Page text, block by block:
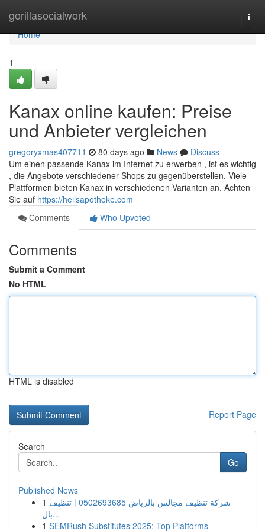
gorillasocialwork
Home
Home
1
Kanax online kaufen: Preise
und Anbieter vergleichen
gregoryxmas407711 80 days ago News
Discuss
Um einen passende Kanax im Internet zu erwerben , ist es wichtig
, die Angebote verschiedener Shops zu gegenüberstellen. Viele
Plattformen bieten Kanax in verschiedenen Varianten an. Achten
Sie auf https://heilsapotheke.com
Comments
Who Upvoted
Comments
Submit a Comment
No HTML
HTML is disabled
Report Page
Search
Go
Published News
1 شركة تنظيف مجالس بالرياض 0502693685 | تنظيف
بال...
1 SEMRush Substitutes 2025: Top Platforms